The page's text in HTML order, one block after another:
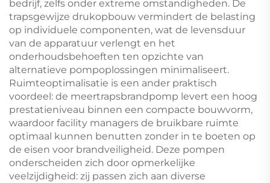
bedrijf, zelfs onder extreme omstandigheden. De
trapsgewijze drukopbouw vermindert de belasting
op individuele componenten, wat de levensduur
van de apparatuur verlengt en het
onderhoudsbehoeften ten opzichte van
alternatieve pompoplossingen minimaliseert.
Ruimteoptimalisatie is een ander praktisch
voordeel: de meertrapsbrandpomp levert een hoog
prestatieniveau binnen een compacte bouwvorm,
waardoor facility managers de bruikbare ruimte
optimaal kunnen benutten zonder in te boeten op
de eisen voor brandveiligheid. Deze pompen
onderscheiden zich door opmerkelijke
veelzijdigheid: zij passen zich aan diverse